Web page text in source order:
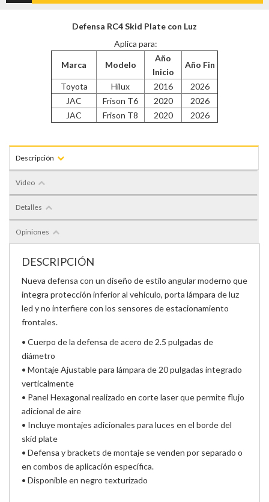
Defensa RC4 Skid Plate con Luz
Aplica para:
Marca Modelo
Año
Inicio
Año Fin
Toyota Hilux 2016
2026
JAC
Frison T6 2020
2026
JAC
Frison T8 2020 2026
Descripción
Video
Detalles
Opiniones
DESCRIPCIÓN
Nueva defensa con un diseño de estilo angular moderno que
integra protección inferior al vehículo, porta lámpara de luz
led y no interfiere con los sensores de estacionamiento
frontales.
• Cuerpo de la defensa de acero de 2.5 pulgadas de
diámetro
• Montaje Ajustable para lámpara de 20 pulgadas integrado
verticalmente
• Panel Hexagonal realizado en corte laser que permite flujo
adicional de aire
• Incluye montajes adicionales para luces en el borde del
skid plate
• Defensa y brackets de montaje se venden por separado o
en combos de aplicación específica.
• Disponible en negro texturizado